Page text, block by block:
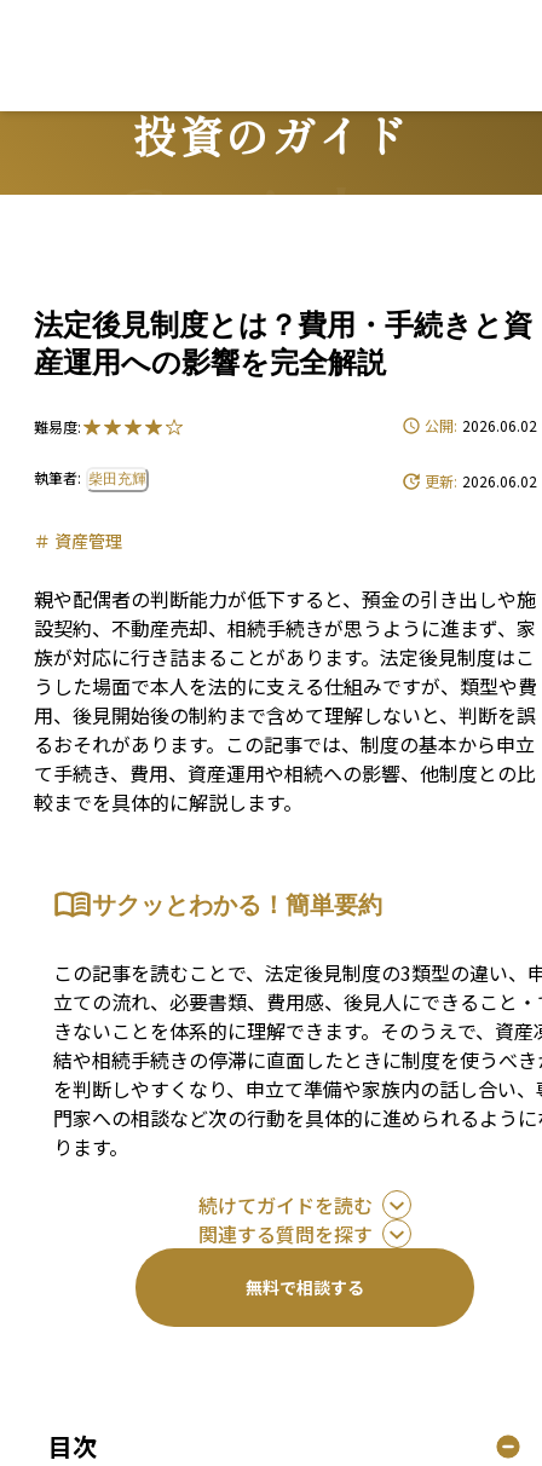
投資のガイド
Guide
法定後見制度とは？費用・手続きと資
産運用への影響を完全解説
難易度:
執筆者: 柴田充輝
公開: 2026.06.02
更新: 2026.06.02
＃ 資産管理
親や配偶者の判断能力が低下すると、預金の引き出しや施
設契約、不動産売却、相続手続きが思うように進まず、家
族が対応に行き詰まることがあります。法定後見制度はこ
うした場面で本人を法的に支える仕組みですが、類型や費
用、後見開始後の制約まで含めて理解しないと、判断を誤
るおそれがあります。この記事では、制度の基本から申立
て手続き、費用、資産運用や相続への影響、他制度との比
較までを具体的に解説します。
サクッとわかる！簡単要約
この記事を読むことで、法定後見制度の3類型の違い、
立ての流れ、必要書類、費用感、後見人にできること
きないことを体系的に理解できます。そのうえで、資産
結や相続手続きの停滞に直面したときに制度を使うべ
を判断しやすくなり、申立て準備や家族内の話し合い、
門家への相談など次の行動を具体的に進められるよう
ります。
続けてガイドを読む
関連する質問を探す
無料で相談する
目次